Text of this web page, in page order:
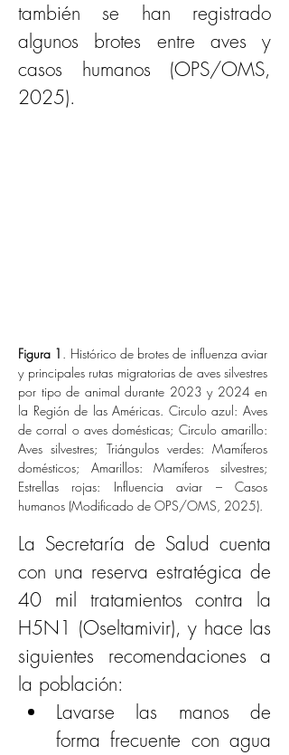
también se han registrado
algunos brotes entre aves y
casos humanos (OPS/OMS,
2025).
Figura 1 . Histórico de brotes de influenza aviar
y principales rutas migratorias de aves silvestres
por tipo de animal durante 2023 y 2024 en
la Región de las Américas. Circulo azul: Aves
de corral o aves domésticas; Circulo amarillo:
Aves silvestres; Triángulos verdes: Mamíferos
domésticos; Amarillos: Mamíferos silvestres;
Estrellas rojas: Influencia aviar – Casos
humanos (Modificado de OPS/OMS, 2025).
La Secretaría de Salud cuenta
con una reserva estratégica de
40 mil tratamientos contra la
H5N1 (Oseltamivir), y hace las
siguientes recomendaciones a
la población:
Lavarse las manos de
forma frecuente con agua